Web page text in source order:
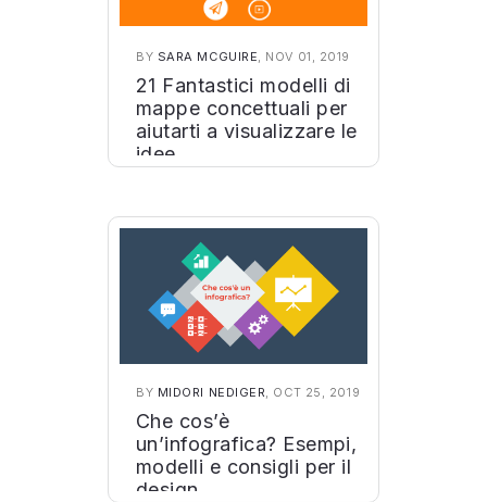
BY SARA MCGUIRE, NOV 01, 2019
21 Fantastici modelli di
mappe concettuali per
aiutarti a visualizzare le
idee
BY MIDORI NEDIGER, OCT 25, 2019
Che cos’è
un’infografica? Esempi,
modelli e consigli per il
design